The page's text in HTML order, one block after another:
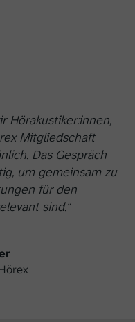
Hörakustiker:innen,
Mitgliedschaft
Das Gespräch
um gemeinsam zu
für den
sind.“